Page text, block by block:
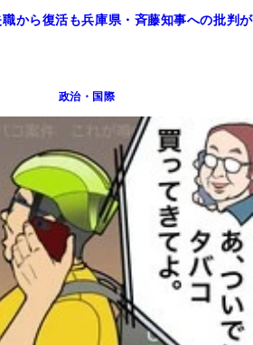
から復活も兵庫県・斉藤知事への批判が
政治・国際